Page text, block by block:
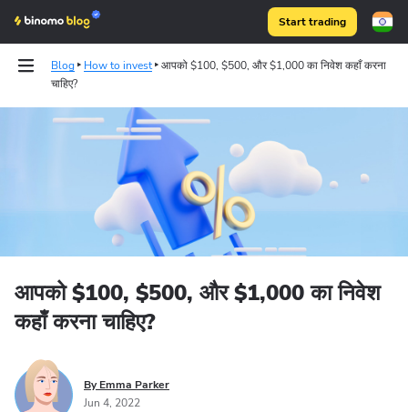
Start trading
Blog How to invest
आपको $100, $500, और $1,000 का निवेश कहाँ करना
चाहिए?
Binomo on Telegram
आपको $100, $500, और $1,000 का निवेश
कहाँ करना चाहिए?
By Emma Parker
Jun 4, 2022